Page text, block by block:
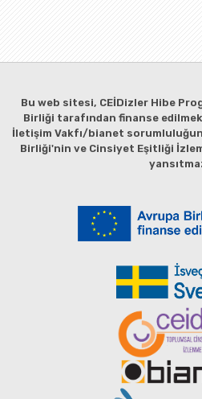
Bu web sitesi, CEİDizler Hibe
Birliği tarafından finanse
İletişim Vakfı/bianet
Birliği'nin ve Cinsiyet Eşitliği